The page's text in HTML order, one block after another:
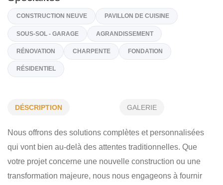
(514) 557-8746
Sur Demande
passioncharpentes@gmail.com
https://passioncharpentes.com/
CONSTRUCTION NEUVE
RÉSIDENTIEL
DÉSCRIPTION GALERIE
Nous offrons des solutions complètes et personnalisées
qui vont bien au-delà des attentes traditionnelles. Que
votre projet concerne une nouvelle construction ou une
transformation majeure, nous nous engageons à fournir